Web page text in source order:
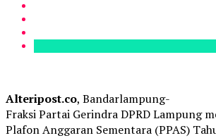
Alteripost.co, Bandarlampung-
Fraksi Partai Gerindra DPRD Lampung
Plafon Anggaran Sementara (PPAS)